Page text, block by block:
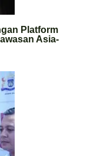
Platform
Asia-